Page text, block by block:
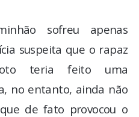
sofreu apenas
suspeita que o rapaz
teria feito uma
no entanto, ainda não
de fato provocou o